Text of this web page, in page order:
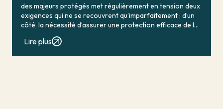
des majeurs protégés met régulièrement en tension deux
exigences qui ne se recouvrent qu’imparfaitement : d’un
côté, la nécessité d’assurer une protection efficace de la
Lire plus